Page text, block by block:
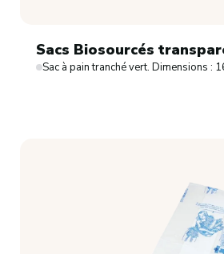
Sacs Biosourcés
Sac à pain tranché vert. Dimensions :